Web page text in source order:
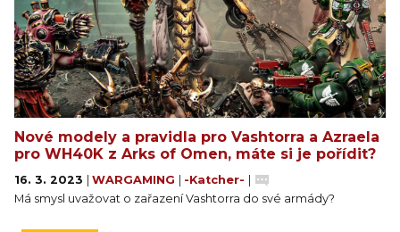
Nové modely a pravidla pro Vashtorra a Azraela
pro WH40K z Arks of Omen, máte si je pořídit?
16. 3. 2023 WARGAMING -Katcher-
Má smysl uvažovat o zařazení Vashtorra do své armády?